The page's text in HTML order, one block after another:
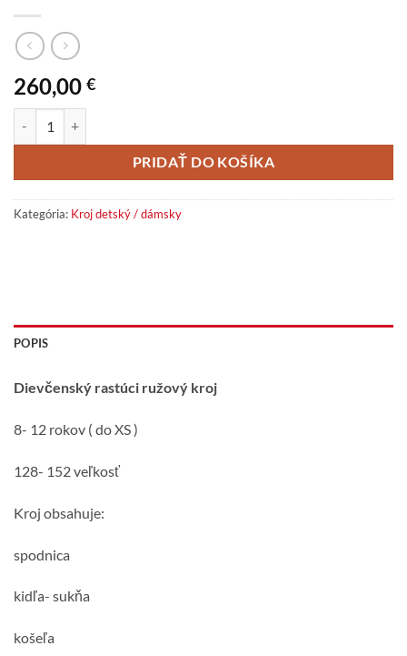
260,00 €
PRIDAŤ DO KOŠÍKA
Kategória: Kroj detský / dámsky
POPIS
Dievčenský rastúci ružový kroj
8- 12 rokov ( do XS )
128- 152 veľkosť
Kroj obsahuje:
spodnica
kidľa- sukňa
košeľa